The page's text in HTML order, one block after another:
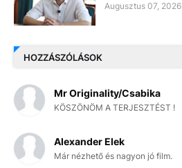
Augusztus 07, 2026
HOZZÁSZÓLÁSOK
Mr Originality/Csabika
KÖSZÖNÖM A TERJESZTÉST !
Alexander Elek
Már nézhető és nagyon jó film.